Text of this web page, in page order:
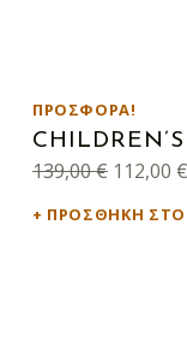
ΠΡΟΣΦΟΡΆ!
139,00€ Original price was: 139,00 €.
112,00 €
ΠΡΟΣΘΉΚΗ ΣΤΟ